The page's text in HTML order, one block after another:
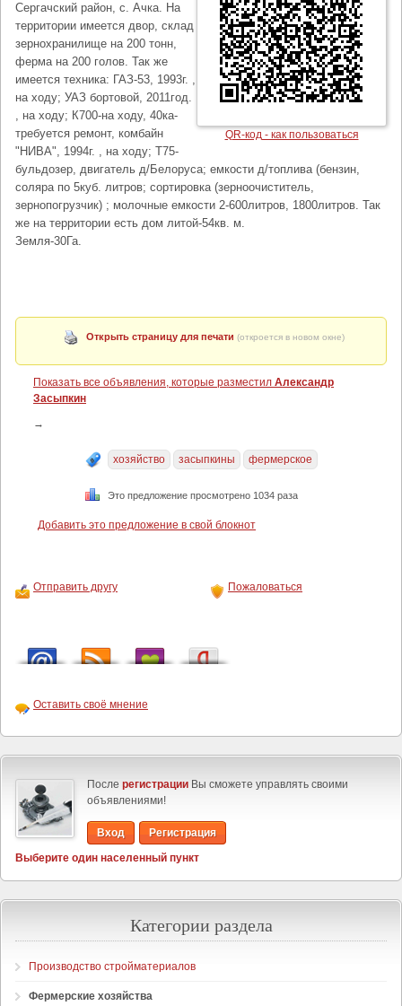
QR-код - как пользоваться
Сергачский район, с. Ачка. На
территории имеется двор, склад
зернохранилище на 200 тонн,
ферма на 200 голов. Так же
имеется техника: ГАЗ-53, 1993г. ,
на ходу; УАЗ бортовой, 2011год.
, на ходу; К700-на ходу, 40ка-
требуется ремонт, комбайн
"НИВА", 1994г. , на ходу; Т75-
бульдозер, двигатель д/Белоруса; емкости д/топлива (бензин,
соляра по 5куб. литров; сортировка (зерноочиститель,
зернопогрузчик) ; молочные емкости 2-600литров, 1800литров. Так
же на территории есть дом литой-54кв. м.
Земля-30Га.
Открыть страницу для печати (откроется в новом окне)
Показать все объявления, которые разместил Александр
Засыпкин
→
хозяйство засыпкины фермерское
Это предложение просмотрено 1034 раза
Добавить это предложение в свой блокнот
Отправить другу Пожаловаться
Оставить своё мнение
После регистрации Вы сможете управлять своими
объявлениями!
Вход
Регистрация
Выберите один населенный пункт
Категории раздела
Производство стройматериалов
Фермерские хозяйства